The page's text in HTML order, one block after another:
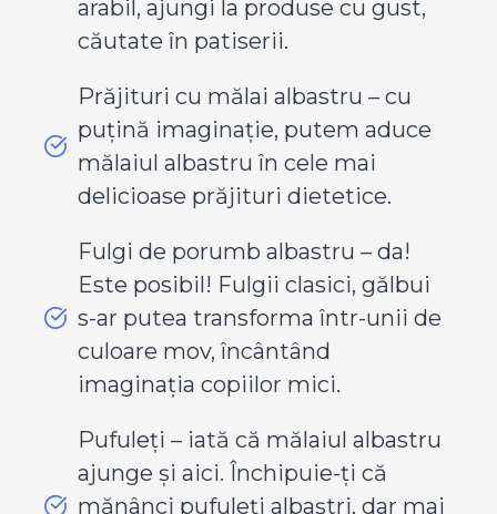
arabil, ajungi la produse cu gust,
căutate în patiserii.
Prăjituri cu mălai albastru – cu
puțină imaginație, putem aduce
mălaiul albastru în cele mai
delicioase prăjituri dietetice.
Fulgi de porumb albastru – da!
Este posibil! Fulgii clasici, gălbui
s-ar putea transforma într-unii de
culoare mov, încântând
imaginația copiilor mici.
Pufuleți – iată că mălaiul albastru
ajunge și aici. Închipuie-ți că
mănânci pufuleți albaștri, dar mai